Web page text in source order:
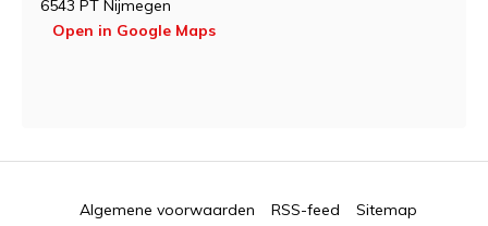
6543 PT Nijmegen
Open in Google Maps
Algemene voorwaarden RSS-feed Sitemap